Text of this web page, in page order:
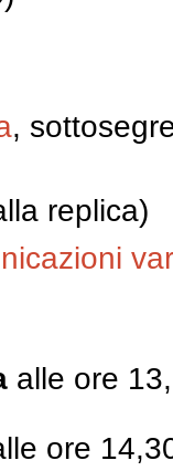
,
replica)
alle ore
ore